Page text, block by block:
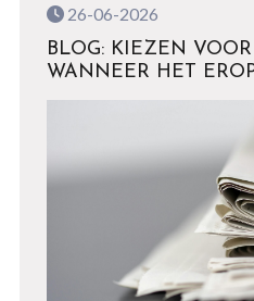
26-06-2026
BLOG: KIEZEN
WANNEER HET